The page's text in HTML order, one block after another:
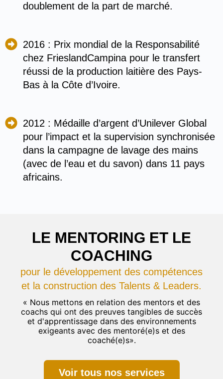
doublement de la part de marché.
2016 : Prix mondial de la Responsabilité
chez FrieslandCampina pour le transfert
réussi de la production laitière des Pays-
Bas à la Côte d’Ivoire.
2012 : Médaille d’argent d’Unilever Global
pour l’impact et la supervision synchronisée
dans la campagne de lavage des mains
(avec de l’eau et du savon) dans 11 pays
africains.
LE MENTORING ET LE
COACHING
pour le développement des compétences
et la construction des Talents & Leaders.
« Nous mettons en relation des mentors et des
coachs qui ont des preuves tangibles de succès
et d'apprentissage dans des environnements
exigeants avec des mentoré(e)s et des
coaché(e)s».
Voir tous nos services